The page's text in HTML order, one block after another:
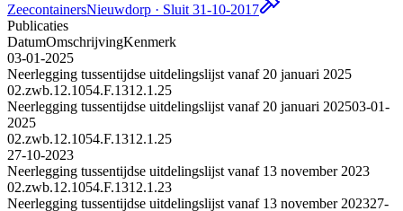
ZeecontainersNieuwdorp · Sluit 31-10-2017
Publicaties
DatumOmschrijvingKenmerk
03-01-2025
Neerlegging tussentijdse uitdelingslijst vanaf 20 januari 2025
02.zwb.12.1054.F.1312.1.25
Neerlegging tussentijdse uitdelingslijst vanaf 20 januari 202503-01-
2025
02.zwb.12.1054.F.1312.1.25
27-10-2023
Neerlegging tussentijdse uitdelingslijst vanaf 13 november 2023
02.zwb.12.1054.F.1312.1.23
Neerlegging tussentijdse uitdelingslijst vanaf 13 november 202327-